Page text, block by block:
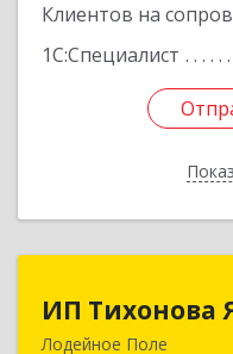
Клиентов на
1С:Специалист
ИП Тихонова
Лодейное Поле
187700,